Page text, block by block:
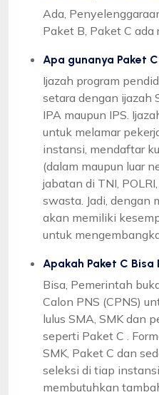
Ada,
Paket B, Paket C ada
Apa gunanya Paket
Ijazah program
setara dengan ijazah
IPA maupun IPS.
untuk melamar
instansi, mendaftar
(dalam maupun luar
jabatan di TNI,
swasta. Jadi, dengan
akan memiliki
untuk
Apakah Paket C Bisa
Bisa, Pemerintah
Calon PNS (CPNS)
lulus SMA, SMK dan
seperti Paket C .
SMK, Paket C dan
seleksi di tiap
membutuhkan